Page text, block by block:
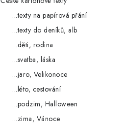
...texty na papírová přání
...texty do deníků, alb
...děti, rodina
...svatba, láska
...jaro, Velikonoce
...léto, cestování
...podzim, Halloween
...zima, Vánoce